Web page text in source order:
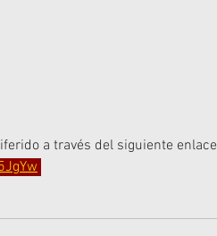
a través del siguiente enlace